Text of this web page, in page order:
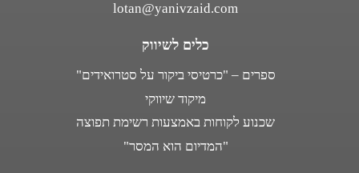
lotan@yanivzaid.com
כלים לשיווק
ספרים – "כרטיסי ביקור על סטרואידים"
מיקוד שיווקי
שכנוע לקוחות באמצעות רשימת תפוצה
"המדיום הוא המסר"